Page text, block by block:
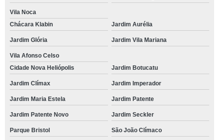
Vila Noca
Chácara Klabin
Jardim Aurélia
Jardim Glória Jardim Vila Mariana
Vila Afonso Celso
Cidade Nova Heliópolis
Jardim Botucatu
Jardim Clímax Jardim Imperador
Jardim Maria Estela Jardim Patente
Jardim Patente Novo Jardim Seckler
Parque Bristol São João Clímaco